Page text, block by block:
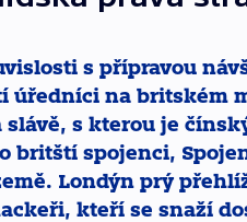
s přípravou
úředníci na britském
s kterou je
britští spojenci,
Londýn prý
kteří se snaží